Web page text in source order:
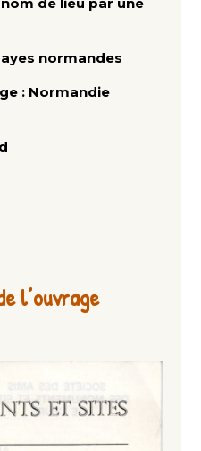
normandes
: Normandie
l’ouvrage